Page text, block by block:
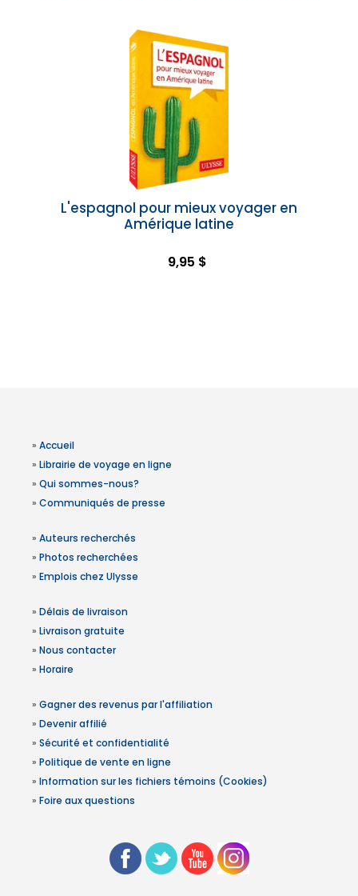
L'espagnol pour mieux voyager en
Amérique latine
9,95 $
» Accueil
» Librairie de voyage en ligne
» Qui sommes-nous?
» Communiqués de presse
» Auteurs recherchés
» Photos recherchées
» Emplois chez Ulysse
» Délais de livraison
» Livraison gratuite
» Nous contacter
» Horaire
» Gagner des revenus par l'affiliation
» Devenir affilié
» Sécurité et confidentialité
» Politique de vente en ligne
» Information sur les fichiers témoins (Cookies)
» Foire aux questions